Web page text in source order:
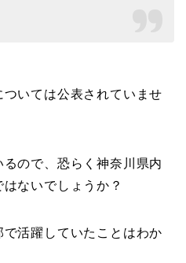
いては公表されていませ
ので、恐らく神奈川県内
ないでしょうか？
活躍していたことはわか